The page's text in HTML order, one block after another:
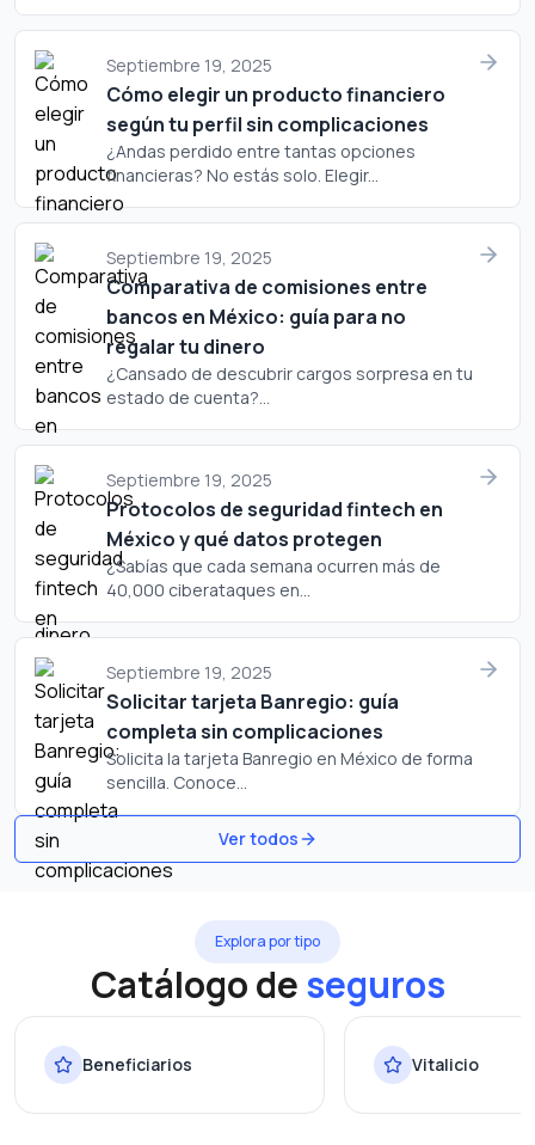
costo? Analicemos a fondo si este plástico merece un
lugar en tu cartera.Septiembre 19, 2025
Cómo elegir un producto financiero
según tu perfil sin complicaciones
¿Andas perdido entre tantas opciones
financieras? No estás solo. Elegir...
Septiembre 19, 2025
Comparativa de comisiones entre
bancos en México: guía para no
regalar tu dinero
¿Cansado de descubrir cargos sorpresa en tu
estado de cuenta?...
Septiembre 19, 2025
Protocolos de seguridad fintech en
México y qué datos protegen
¿Sabías que cada semana ocurren más de
40,000 ciberataques en...
Septiembre 19, 2025
Solicitar tarjeta Banregio: guía
completa sin complicaciones
Solicita la tarjeta Banregio en México de forma
sencilla. Conoce...
Ver todos
Explora por tipo
Catálogo deseguros
Beneficiarios Vitalicio